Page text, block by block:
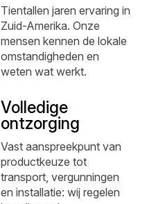
Tientallen jaren ervaring in
Zuid-Amerika. Onze
mensen kennen de lokale
omstandigheden en
weten wat werkt.
Volledige
ontzorging
Vast aanspreekpunt van
productkeuze tot
transport, vergunningen
en installatie: wij regelen